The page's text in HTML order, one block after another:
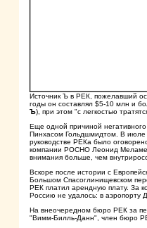
Источник Ъ в РЕК, пожелавший
годы он составлял $5-10 млн и
Ъ), при этом "с легкостью
Еще одной причиной
Пинхасом Гольдшмидтом. В июле
руководстве РЕКа было
компании РОСНО Леонид
внимания больше, чем
Вскоре после истории с
Большом Спасоглинищевском
РЕК платил арендную плату. За
Россию не удалось: в аэропорту
На внеочередном бюро РЕК за
"Вимм-Билль-Данн", член бюро